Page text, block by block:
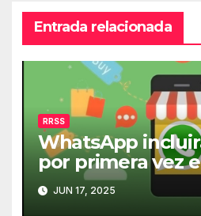
Entrada relacionada
RRSS
WhatsApp
por primera vez
JUN 17, 2025